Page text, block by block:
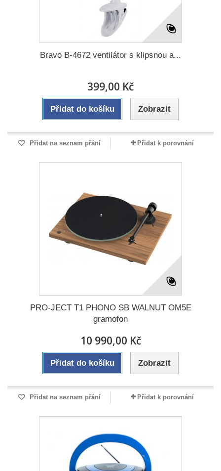
Bravo B-4672 ventilátor s klipsnou a...
399,00 Kč
Přidat do košíku Zobrazit
Přidat na seznam přání Přidat k porovnání
PRO-JECT T1 PHONO SB WALNUT OM5E
gramofon
10 990,00 Kč
Přidat do košíku Zobrazit
Přidat na seznam přání Přidat k porovnání